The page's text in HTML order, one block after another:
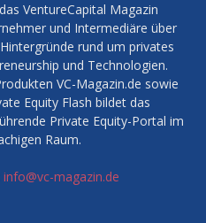
VentureCapital Magazin
und Intermediäre über
rund um privates
und Technologien.
VC-Magazin.de sowie
Equity Flash bildet das
Private Equity-Portal im
Raum.
info@vc-magazin.de